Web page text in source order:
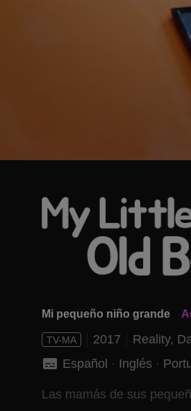
Mi pequeño niño grande
TV-MA 2017 Reality,
Español · Inglés ·
Las mamás de sus